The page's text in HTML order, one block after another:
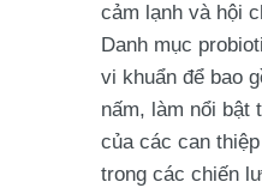
cảm lạnh và hội
Danh mục
vi khuẩn để bao
nấm, làm nổi bật
của các can
trong các chiến